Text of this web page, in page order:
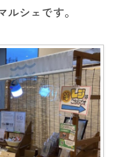
シェです。